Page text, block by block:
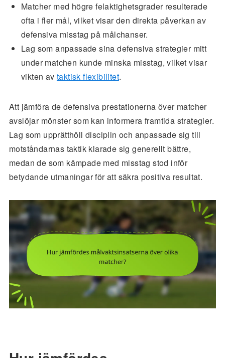
Matcher med högre felaktighetsgrader resulterade
ofta i fler mål, vilket visar den direkta påverkan av
defensiva misstag på målchanser.
Lag som anpassade sina defensiva strategier mitt
under matchen kunde minska misstag, vilket visar
vikten av taktisk flexibilitet.
Att jämföra de defensiva prestationerna över matcher
avslöjar mönster som kan informera framtida strategier.
Lag som upprätthöll disciplin och anpassade sig till
motståndarnas taktik klarade sig generellt bättre,
medan de som kämpade med misstag stod inför
betydande utmaningar för att säkra positiva resultat.